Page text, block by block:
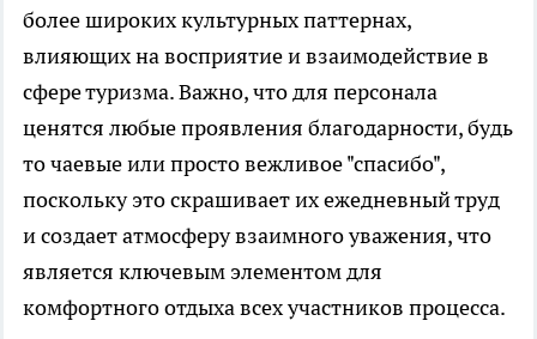
более широких культурных паттернах,
влияющих на восприятие и взаимодействие в
сфере туризма. Важно, что для персонала
ценятся любые проявления благодарности, будь
то чаевые или просто вежливое "спасибо",
поскольку это скрашивает их ежедневный труд
и создает атмосферу взаимного уважения, что
является ключевым элементом для
комфортного отдыха всех участников процесса.